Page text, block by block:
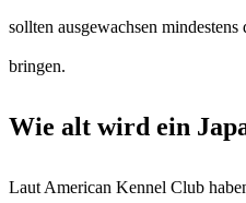
sollten ausgewachsen
bringen.
Wie alt wird ein
Laut American Kennel Club